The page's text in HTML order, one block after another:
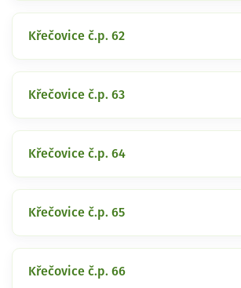
Křečovice č.p. 62
Křečovice č.p. 63
Křečovice č.p. 64
Křečovice č.p. 65
Křečovice č.p. 66